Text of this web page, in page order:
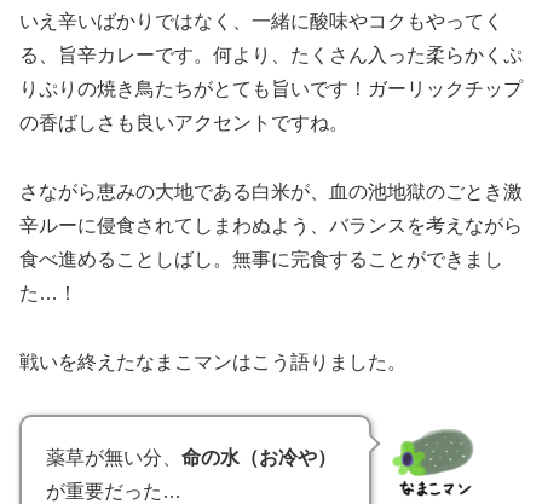
いえ辛いばかりではなく、一緒に酸味やコクもやってく
る、旨辛カレーです。何より、たくさん入った柔らかくぷ
りぷりの焼き鳥たちがとても旨いです！ガーリックチップ
の香ばしさも良いアクセントですね。
さながら恵みの大地である白米が、血の池地獄のごとき激
辛ルーに侵食されてしまわぬよう、バランスを考えながら
食べ進めることしばし。無事に完食することができまし
た…！
戦いを終えたなまこマンはこう語りました。
薬草が無い分、 命の水（お冷や）
が重要だった…